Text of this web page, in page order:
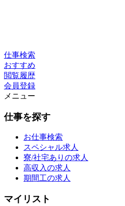
仕事検索
おすすめ
閲覧履歴
会員登録
メニュー
仕事を探す
お仕事検索
スペシャル求人
寮/社宅ありの求人
高収入の求人
期間工の求人
マイリスト